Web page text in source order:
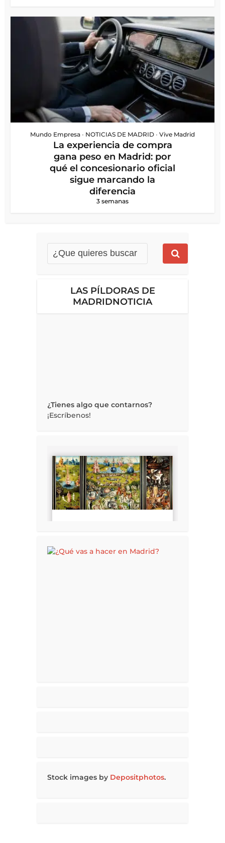
Mundo Empresa • NOTICIAS DE MADRID • Vive Madrid
La experiencia de compra
gana peso en Madrid: por
qué el concesionario oficial
sigue marcando la
diferencia
3 semanas
LAS PÍLDORAS DE
MADRIDNOTICIA
¿Tienes algo que contarnos?
¡Escríbenos!
Stock images by Depositphotos.